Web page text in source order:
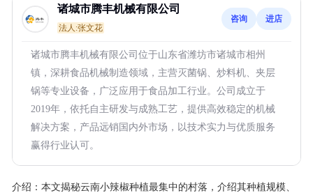
诸城市腾丰机械有限公司
法人:张文花
咨询 进店
诸城市腾丰机械有限公司位于山东省潍坊市诸城市相州
镇，深耕食品机械制造领域，主营灭菌锅、炒料机、夹层
锅等专业设备，广泛应用于食品加工行业。公司成立于
2019年，依托自主研发与成熟工艺，提供高效稳定的机械
解决方案，产品远销国内外市场，以技术实力与优质服务
赢得行业认可。
介绍： 本文揭秘云南小辣椒种植最集中的村落，介绍其种植规模、